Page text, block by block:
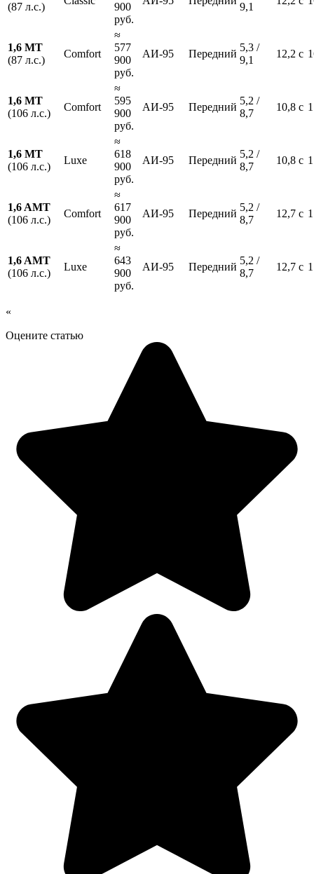
(87 л.с.)
900
руб.
9,1
1,6 MT
(87 л.с.)
Comfort
≈
577
900
руб.
АИ-95 Передний
5,3 /
9,1
12,2 с
1,6 MT
(106 л.с.)
Comfort
≈
595
900
руб.
АИ-95 Передний
5,2 /
8,7
10,8 с
1,6 MT
(106 л.с.)
Luxe
≈
618
900
руб.
АИ-95 Передний
5,2 /
8,7
10,8 с
1,6 AMT
(106 л.с.)
Comfort
≈
617
900
руб.
АИ-95 Передний
5,2 /
8,7
12,7 с
1,6 AMT
(106 л.с.)
Luxe
≈
643
900
руб.
АИ-95 Передний
5,2 /
8,7
12,7 с
«
Оцените статью